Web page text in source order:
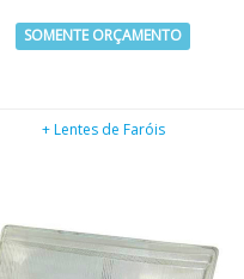
SOMENTE ORÇAMENTO
+ Lentes de Faróis